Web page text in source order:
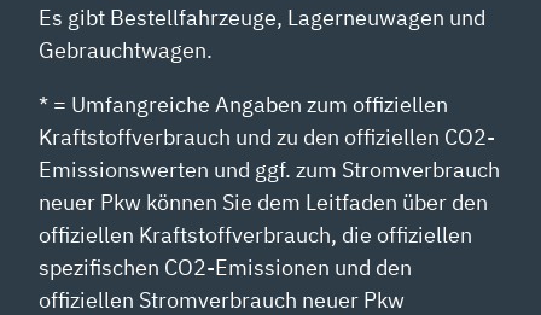
Es gibt Bestellfahrzeuge, Lagerneuwagen und
Gebrauchtwagen.
* = Umfangreiche Angaben zum offiziellen
Kraftstoffverbrauch und zu den offiziellen CO2-
Emissionswerten und ggf. zum Stromverbrauch
neuer Pkw können Sie dem Leitfaden über den
offiziellen Kraftstoffverbrauch, die offiziellen
spezifischen CO2-Emissionen und den
offiziellen Stromverbrauch neuer Pkw